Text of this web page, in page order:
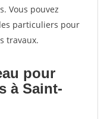
Vous pouvez
particuliers pour
travaux.
pour
à Saint-